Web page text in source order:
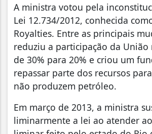
A ministra votou pela
Lei 12.734/2012, conhecida
Royalties. Entre as principais
reduziu a participação da União
de 30% para 20% e criou um
repassar parte dos recursos
não produzem petróleo.
Em março de 2013, a ministra
liminarmente a lei ao atender